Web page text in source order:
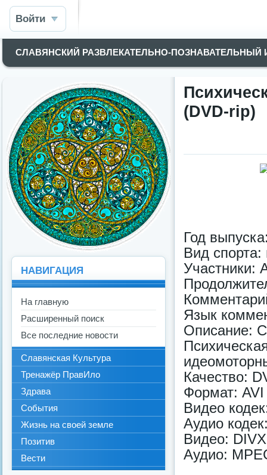
Войти
СЛАВЯНСКИЙ РАЗВЛЕКАТЕЛЬНО-
(DVD-rip)
Год
Вид спорта:
Участники:
Язык
Описание:
Качество:
Формат: AVI
Видео
Аудио
Видео:
Аудио:
НАВИГАЦИЯ
На главную
Расширенный поиск
Все последние новости
Славянская Культура
Тренажёр ПравИло
Здрава
События
Жизнь на своей земле
Позитив
Вести